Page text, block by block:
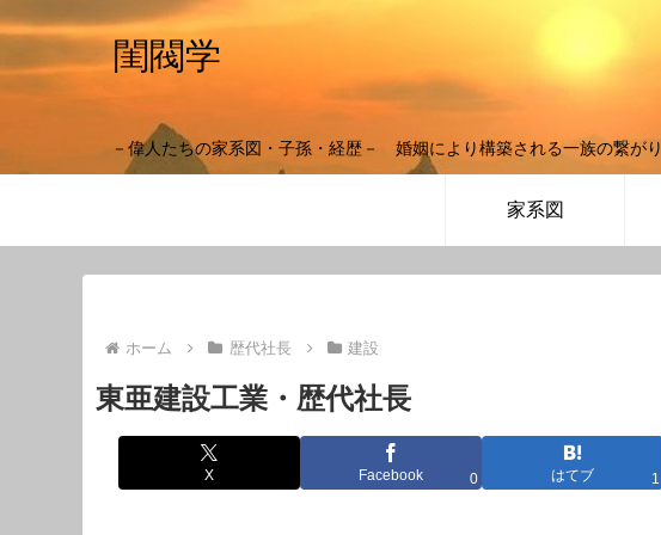
閨閥学
－偉人たちの家系図・子孫・経歴－ 婚姻により構築される一族の繋がり
家系図
ホーム 歴代社長 建設
東亜建設工業・歴代社長
X Facebook 0 はてブ 1